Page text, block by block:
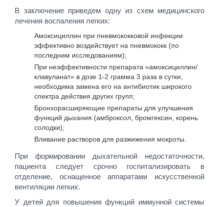
В заключение приведем одну из схем медицинского
лечения воспаления легких:
Амоксициллин при пневмококковой инфекции
эффективно воздействует на пневмококк (по
последним исследованиям);
При неэффективности препарата «амоксициллин/
клавуланат» в дозе 1-2 грамма 3 раза в сутки,
необходима замена его на антибиотик широкого
спектра действия других групп;
Бронхорасширяющие препараты для улучшения
функций дыхания (амброксол, бромгексин, корень
солодки);
Вливание растворов для разжижения мокроты.
При формировании дыхательной недостаточности,
пациента следует срочно госпитализировать в
отделение, оснащенное аппаратами искусственной
вентиляции легких.
У детей для повышения функций иммунной системы